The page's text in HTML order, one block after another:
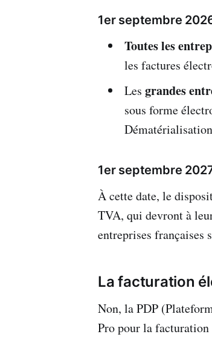
1er septembre
Toutes les
les factures
Les grandes
sous forme
1er septembre
À cette date, le
TVA, qui devront à
entreprises françaises
La facturation
Non, la PDP
Pro pour la